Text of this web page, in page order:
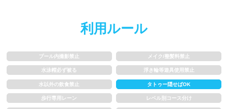
利用ルール
プール内撮影禁止 メイク/整髪料禁止
水泳帽必ず被る 浮き輪等遊具使用禁止
水以外の飲食禁止 タトゥー隠せばOK
歩行専用レーン レベル別コース分け
子供向け水泳教室 大人向け水泳教室
アクアビクス